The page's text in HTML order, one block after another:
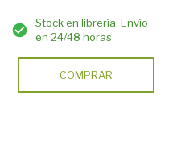
Stock en librería. Envío
en 24/48 horas
COMPRAR